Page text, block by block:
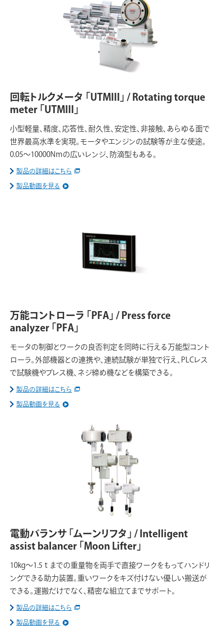
回転トルクメータ 「UTMIII」 / Rotating torque
meter 「UTMIII」
小型軽量、精度、応答性、耐久性、安定性、非接触、あらゆる面で
世界最高水準を実現。モータやエンジンの試験等が主な使途。
0.05～10000Nmの広いレンジ、防滴型もある。
製品の詳細はこちら
製品動画を見る
万能コントローラ 「PFA」 / Press force
analyzer 「PFA」
モータの制御とワークの良否判定を同時に行える万能型コント
ローラ。外部機器との連携や、連続試験が単独で行え、PLCレス
で試験機やプレス機、ネジ締め機などを構築できる。
製品の詳細はこちら
製品動画を見る
電動バランサ 「ムーンリフタ」 / Intelligent
assist balancer 「Moon Lifter」
10kg～1.5ｔまでの重量物を両手で直接ワークをもってハンドリ
ングできる助力装置。重いワークをキズ付けない優しい搬送が
できる。運搬だけでなく、精密な組立てまでサポート。
製品の詳細はこちら
製品動画を見る